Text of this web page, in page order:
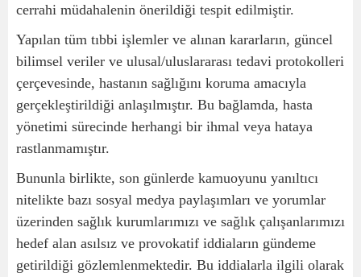
cerrahi müdahalenin önerildiği tespit edilmiştir.
Yapılan tüm tıbbi işlemler ve alınan kararların, güncel
bilimsel veriler ve ulusal/uluslararası tedavi protokolleri
çerçevesinde, hastanın sağlığını koruma amacıyla
gerçekleştirildiği anlaşılmıştır. Bu bağlamda, hasta
yönetimi sürecinde herhangi bir ihmal veya hataya
rastlanmamıştır.
Bununla birlikte, son günlerde kamuoyunu yanıltıcı
nitelikte bazı sosyal medya paylaşımları ve yorumlar
üzerinden sağlık kurumlarımızı ve sağlık çalışanlarımızı
hedef alan asılsız ve provokatif iddiaların gündeme
getirildiği gözlemlenmektedir. Bu iddialarla ilgili olarak